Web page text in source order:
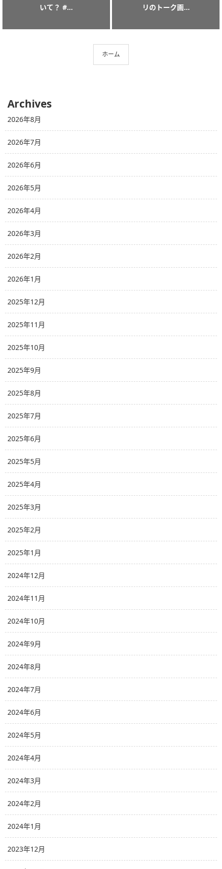
いて？ #...
リのトーク画...
ホーム
Archives
2026年8月
2026年7月
2026年6月
2026年5月
2026年4月
2026年3月
2026年2月
2026年1月
2025年12月
2025年11月
2025年10月
2025年9月
2025年8月
2025年7月
2025年6月
2025年5月
2025年4月
2025年3月
2025年2月
2025年1月
2024年12月
2024年11月
2024年10月
2024年9月
2024年8月
2024年7月
2024年6月
2024年5月
2024年4月
2024年3月
2024年2月
2024年1月
2023年12月